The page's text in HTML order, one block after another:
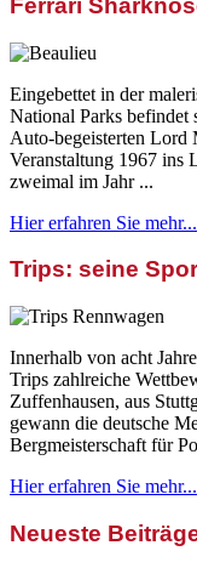
Ferrari
Eingebettet in der
National Parks befindet
Auto-begeisterten Lord
Veranstaltung 1967 ins
zweimal im Jahr ...
Hier erfahren Sie mehr...
Trips: seine
Innerhalb von acht
Trips zahlreiche
Zuffenhausen, aus
gewann die deutsche
Bergmeisterschaft für
Hier erfahren Sie mehr...
Neueste